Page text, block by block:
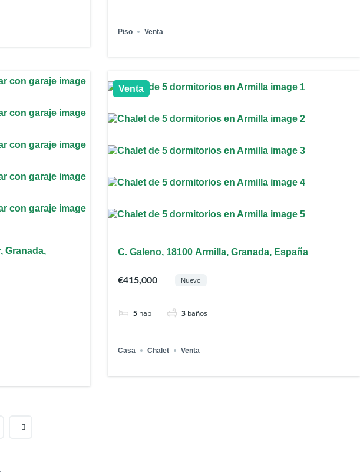
Piso Venta
Granada,
Venta
C. Galeno, 18100 Armilla, Granada, España
€415,000 Nuevo
5 hab 3 baños
Casa Chalet Venta